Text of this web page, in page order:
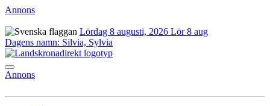
Annons
Lördag 8 augusti, 2026 Lör 8 aug
Dagens namn: Silvia, Sylvia
Annons